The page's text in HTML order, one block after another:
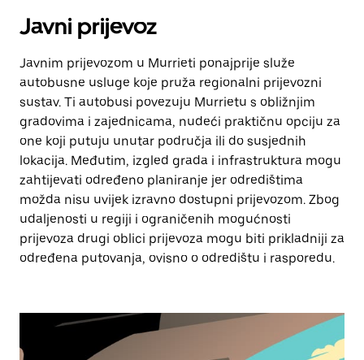
Javni prijevoz
Javnim prijevozom u Murrieti ponajprije služe
autobusne usluge koje pruža regionalni prijevozni
sustav. Ti autobusi povezuju Murrietu s obližnjim
gradovima i zajednicama, nudeći praktičnu opciju za
one koji putuju unutar područja ili do susjednih
lokacija. Međutim, izgled grada i infrastruktura mogu
zahtijevati određeno planiranje jer odredištima
možda nisu uvijek izravno dostupni prijevozom. Zbog
udaljenosti u regiji i ograničenih mogućnosti
prijevoza drugi oblici prijevoza mogu biti prikladniji za
određena putovanja, ovisno o odredištu i rasporedu.